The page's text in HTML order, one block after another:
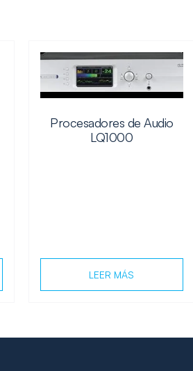
Procesadores de Audio
LQ1000
LEER MÁS